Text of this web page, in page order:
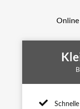
Online